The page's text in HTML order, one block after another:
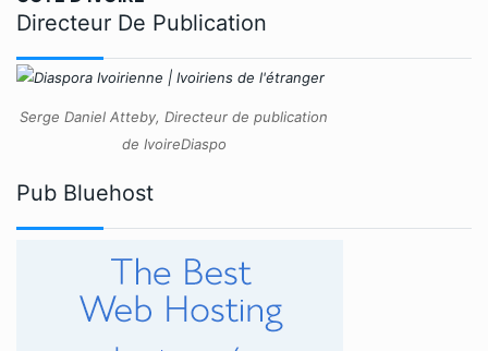
Directeur De Publication
Serge Daniel Atteby, Directeur de publication
de IvoireDiaspo
Pub Bluehost